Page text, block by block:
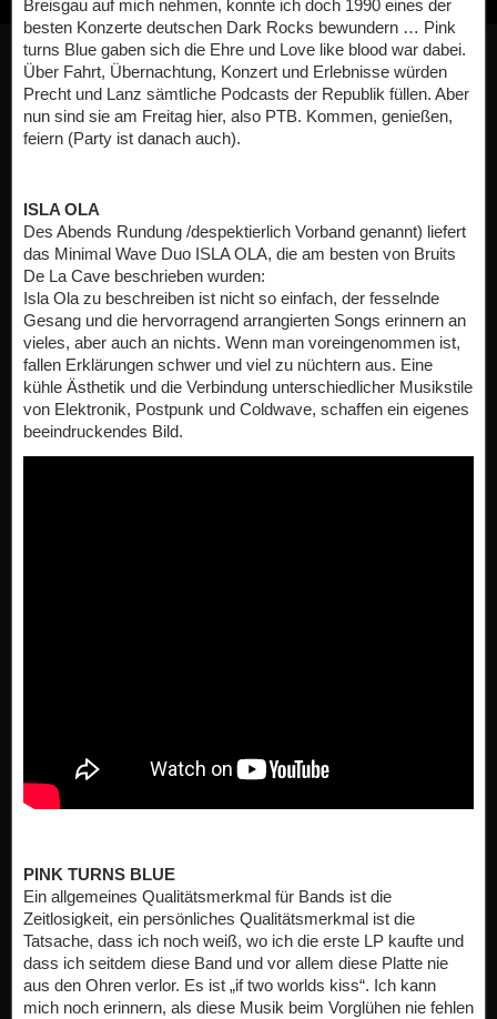
Breisgau auf mich nehmen, konnte ich doch 1990 eines der
besten Konzerte deutschen Dark Rocks bewundern … Pink
turns Blue gaben sich die Ehre und Love like blood war dabei.
Über Fahrt, Übernachtung, Konzert und Erlebnisse würden
Precht und Lanz sämtliche Podcasts der Republik füllen. Aber
nun sind sie am Freitag hier, also PTB. Kommen, genießen,
feiern (Party ist danach auch).
ISLA OLA
Des Abends Rundung /despektierlich Vorband genannt) liefert
das Minimal Wave Duo ISLA OLA, die am besten von Bruits
De La Cave beschrieben wurden:
Isla Ola zu beschreiben ist nicht so einfach, der fesselnde
Gesang und die hervorragend arrangierten Songs erinnern an
vieles, aber auch an nichts. Wenn man voreingenommen ist,
fallen Erklärungen schwer und viel zu nüchtern aus. Eine
kühle Ästhetik und die Verbindung unterschiedlicher Musikstile
von Elektronik, Postpunk und Coldwave, schaffen ein eigenes
beeindruckendes Bild.
PINK TURNS BLUE
Ein allgemeines Qualitätsmerkmal für Bands ist die
Zeitlosigkeit, ein persönliches Qualitätsmerkmal ist die
Tatsache, dass ich noch weiß, wo ich die erste LP kaufte und
dass ich seitdem diese Band und vor allem diese Platte nie
aus den Ohren verlor. Es ist „if two worlds kiss“. Ich kann
mich noch erinnern, als diese Musik beim Vorglühen nie fehlen